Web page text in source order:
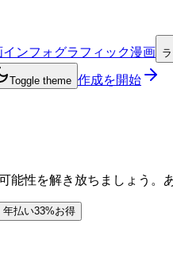
インフォグラフィック漫画
Toggle theme 作成を開始
能性を解き放ちましょう。
年払い33%お得